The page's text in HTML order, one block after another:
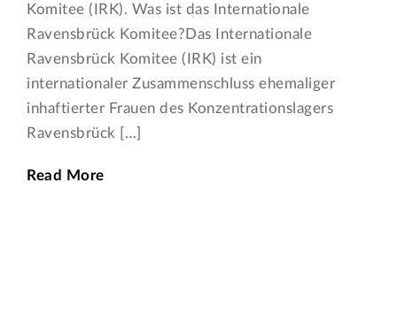
Komitee (IRK). Was ist das Internationale
Ravensbrück Komitee?Das Internationale
Ravensbrück Komitee (IRK) ist ein
internationaler Zusammenschluss ehemaliger
inhaftierter Frauen des Konzentrationslagers
Ravensbrück […]
Read More